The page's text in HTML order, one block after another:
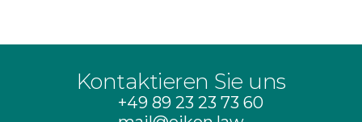
Kontaktieren Sie uns
+49 89 23 23 73 60